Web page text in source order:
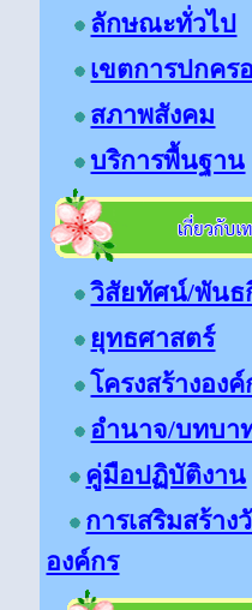
ลักษณะทั่วไป
เขตการปกคร
สภาพสังคม
บริการพื้นฐาน
วิสัยทัศน์/พันธ
ยุทธศาสตร์
โครงสร้างองค์
อำนาจ/บทบา
คู่มือปฏิบัติงาน
การเสริมสร้า
องค์กร